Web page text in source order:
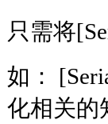
只需将
如：
化相关的